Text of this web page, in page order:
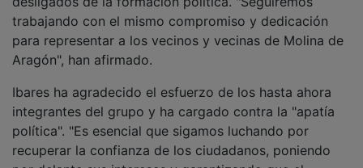
trabajando con el mismo compromiso y dedicación
para representar a los vecinos y vecinas de Molina de
Aragón", han afirmado.
integrantes del grupo y ha cargado contra la "apatía
política". "Es esencial que sigamos luchando por
recuperar la confianza de los ciudadanos, poniendo
por delante sus intereses y garantizando que el